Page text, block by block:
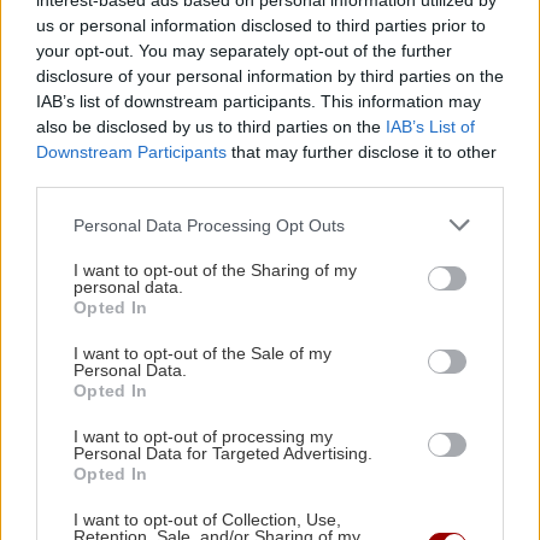
us or personal information disclosed to third parties prior to
your opt-out. You may separately opt-out of the further
disclosure of your personal information by third parties on the
IAB’s list of downstream participants. This information may
also be disclosed by us to third parties on the IAB’s List of
Downstream Participants that may further disclose it to other
Personal Data Processing Opt Outs
I want to opt-out of the Sharing of my
personal data.
Opted In
I want to opt-out of the Sale of my
Personal Data.
Opted In
I want to opt-out of processing my
Personal Data for Targeted Advertising.
Opted In
I want to opt-out of Collection, Use,
Εγκλωβισμένοι στην "κόλαση" της
Αττικοβοιωτίας: Η ολονύχτια μάχη της
διάσωσης (βίντεο)
19:00
GOSSIP - LIFESTYLE
Εκεί που έσβησαν οι φλόγες "έσταξε" η
ευλογία: Πέντε χρόνια από το "Θαύμα της
Ο τυφώνας Dolphin σαρώνει την Ιαπωνία:
Τραυματίες και πάνω από 50.000 κτίρια χωρίς